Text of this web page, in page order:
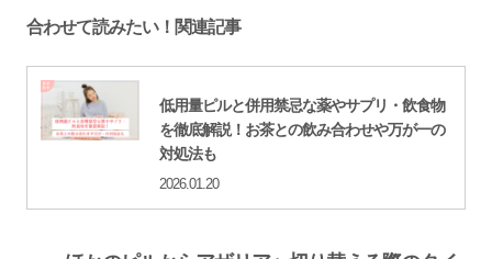
合わせて読みたい！関連記事
低用量ピルと併用禁忌な薬やサプリ・飲食物
を徹底解説！お茶との飲み合わせや万が一の
対処法も
2026.01.20